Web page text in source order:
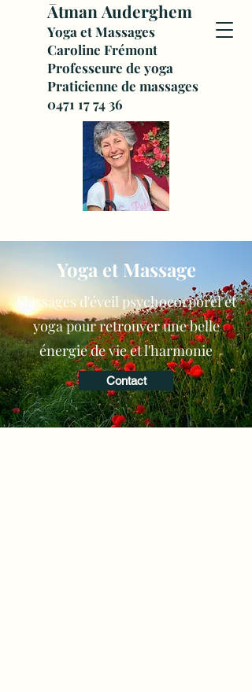
Ātman Auderghem
Yoga et Massages
Caroline Frémont
Professeure de yoga
Praticienne de massages
0471 17 74 36
Yoga et Massage
Massages d'éveil psychocorporel et
yoga pour retrouver une belle
énergie de vie et l'harmonie
Contact